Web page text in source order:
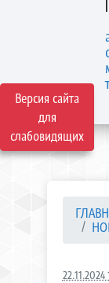
Версия сайта
для
слабовидящих
22.11.2024